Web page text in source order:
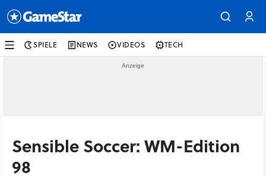
SPIELE NEWS VIDEOS TECH
Sensible Soccer: WM-Edition
98